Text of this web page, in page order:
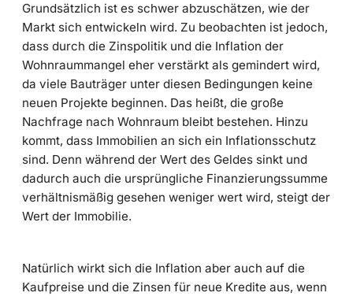
Grundsätzlich ist es schwer abzuschätzen, wie der
Markt sich entwickeln wird. Zu beobachten ist jedoch,
dass durch die Zinspolitik und die Inflation der
Wohnraummangel eher verstärkt als gemindert wird,
da viele Bauträger unter diesen Bedingungen keine
neuen Projekte beginnen. Das heißt, die große
Nachfrage nach Wohnraum bleibt bestehen. Hinzu
kommt, dass Immobilien an sich ein Inflationsschutz
sind. Denn während der Wert des Geldes sinkt und
dadurch auch die ursprüngliche Finanzierungssumme
verhältnismäßig gesehen weniger wert wird, steigt der
Wert der Immobilie.
Natürlich wirkt sich die Inflation aber auch auf die
Kaufpreise und die Zinsen für neue Kredite aus, wenn